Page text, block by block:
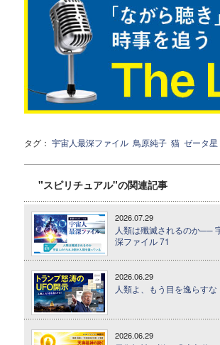
タグ： 宇宙人最深ファイル 鳥原純子 猫 ゼータ星
"スピリチュアル"の関連記事
2026.07.29
人類は殲滅されるのか──
深ファイル 71
2026.06.29
人類よ、もう目を逸らす
2026.06.29